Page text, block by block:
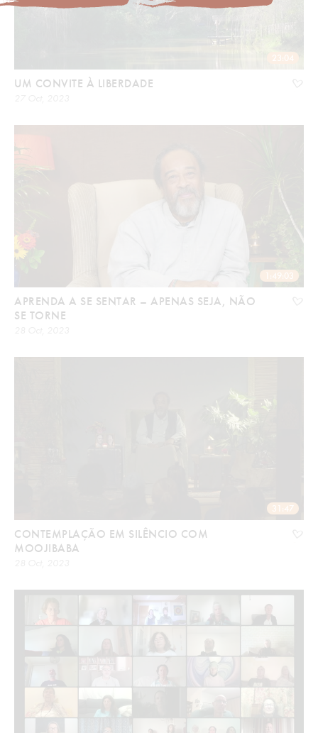
23:04
UM CONVITE À LIBERDADE
1:49:03
APRENDA A SE SENTAR – APENAS SEJA, NÃO
SE TORNE
31:47
CONTEMPLAÇÃO EM SILÊNCIO COM
MOOJIBABA